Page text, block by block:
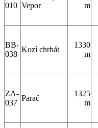
010 Vepor
m
BB-
038
Kozí chrbát
1330
m
ZA-
037
Parač
1325
m